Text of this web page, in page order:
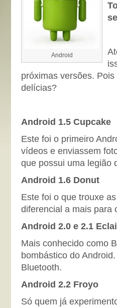
Android
próximas versões.
delícias?
Android 1.5 Cupcake
Este foi o primeiro
vídeos e enviassem
que possui uma legião
Android 1.6 Donut
Este foi o que trouxe
diferencial a mais para
Android 2.0 e 2.1
Mais conhecido como
bombástico do
Bluetooth.
Android 2.2 Froyo
Só quem já